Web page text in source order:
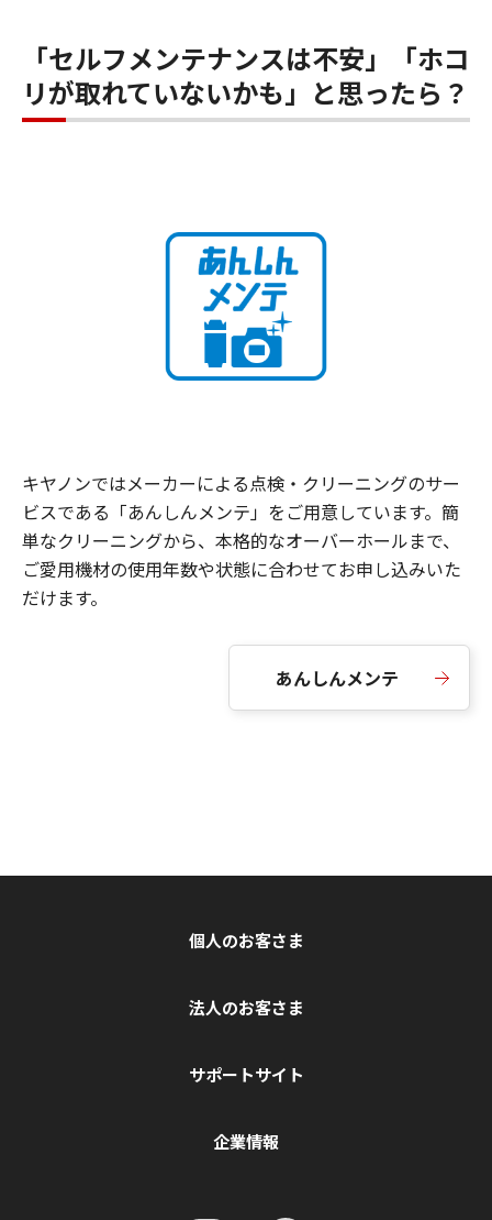
「セルフメンテナンスは不安」「ホコ
リが取れていないかも」と思ったら？
キヤノンではメーカーによる点検・クリーニングのサー
ビスである「あんしんメンテ」をご用意しています。簡
単なクリーニングから、本格的なオーバーホールまで、
ご愛用機材の使用年数や状態に合わせてお申し込みいた
だけます。
あんしんメンテ
個人のお客さま
法人のお客さま
サポートサイト
企業情報